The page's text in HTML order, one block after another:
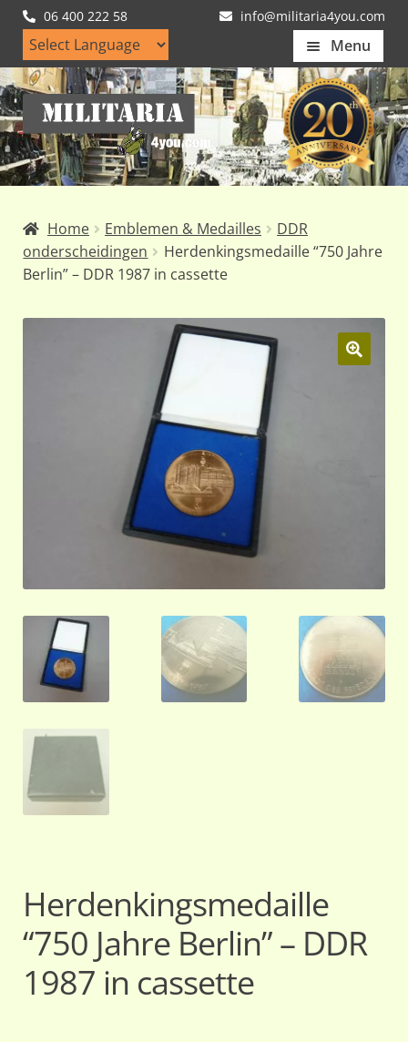
06 400 222 58 info@militaria4you.com
Menu
Home
Artikelen
Nieuws
Klantfotos
Mijn Account
Ga
door
naar
navigatie
Ga
naar
de
inhoud
Home Emblemen & Medailles
DDR
onderscheidingen
Herdenkingsmedaille “750 Jahre
Berlin” – DDR 1987 in cassette
Herdenkingsmedaille
“750 Jahre Berlin” – DDR
1987 in cassette